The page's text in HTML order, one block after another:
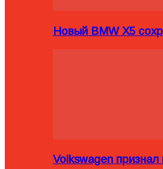
Новый BMW X5
Volkswagen